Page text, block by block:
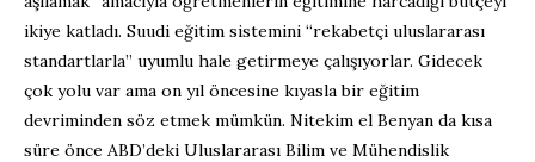
ikiye katladı. Suudi eğitim sistemini “rekabetçi uluslararası
standartlarla” uyumlu hale getirmeye çalışıyorlar. Gidecek
çok yolu var ama on yıl öncesine kıyasla bir eğitim
devriminden söz etmek mümkün. Nitekim el Benyan da kısa
süre önce ABD’deki Uluslararası Bilim ve Mühendislik